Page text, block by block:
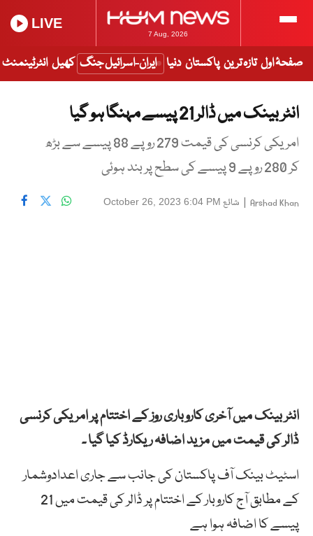
7 Aug, 2026
LIVE
صفحۂ اول تازہ ترین پاکستان دنیا ایران-اسرائیل جنگ کھیل انٹرٹینمنٹ
انٹر بینک میں ڈالر 21 پیسے مہنگا ہو گیا
امریکی کرنسی کی قیمت 279 روپے 88 پیسے سے بڑھ
کر 280 روپے 9 پیسے کی سطح پر بند ہوئی
Arshad Khan
| شائع October 26, 2023 6:04 PM
انٹر بینک میں آخری کاروباری روز کے اختتام پر امریکی کرنسی
ڈالر کی قیمت میں مزید اضافہ ریکارڈ کیا گیا ۔
اسٹیٹ بینک آف پاکستان کی جانب سے جاری اعدادوشمار
کے مطابق آج کاروبار کے اختتام پر ڈالر کی قیمت میں 21
پیسے کا اضافہ ہوا ہے